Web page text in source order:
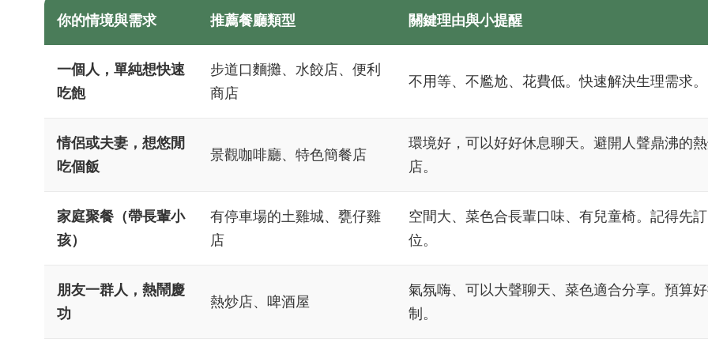
你的情境與需求 推薦餐廳類型 關鍵理由與小提醒
一個人，單純想快速
吃飽
步道口麵攤、水餃店、便利
商店
不用等、不尷尬、花費低。快速解決生理需求。
情侶或夫妻，想悠閒
吃個飯
景觀咖啡廳、特色簡餐店
環境好，可以好好休息聊天。避開人聲鼎沸的
店。
家庭聚餐（帶長輩小
孩）
有停車場的土雞城、甕仔雞
店
空間大、菜色合長輩口味、有兒童椅。記得先訂
位。
朋友一群人，熱鬧慶
功
熱炒店、啤酒屋
氣氛嗨、可以大聲聊天、菜色適合分享。預算
制。